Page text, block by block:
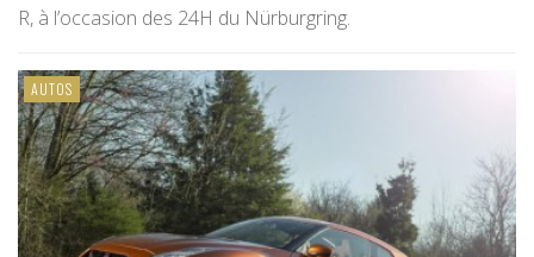
R, à l’occasion des 24H du Nürburgring.
AUTOS